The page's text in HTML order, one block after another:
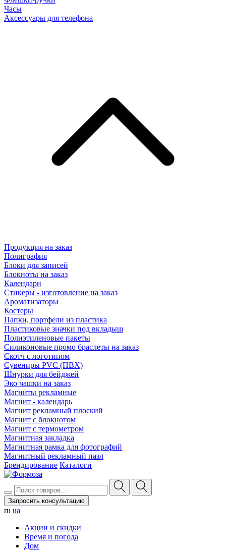
Часы
Аксессуары для телефона
Продукция на заказ
Полиграфия
Блоки для записей
Блокноты на заказ
Календари
Стикеры - изготовление на заказ
Ароматизаторы
Костеры
Папки, портфели из пластика
Пластиковые значки под вкладыш
Полиэтиленовые пакеты
Силиконовые промо браслеты на заказ
Скотч с логотипом
Сувениры PVC (ПВХ)
Шнурки для бейджей
Эко чашки на заказ
Магниты рекламные
Магнит - календарь
Магнит рекламный плоский
Магнит с блокнотом
Магнит с термометром
Магнитная закладка
Магнитная рамка для фотографий
Магнитный рекламный пазл
Брендирование Каталоги
Запросить консультацию
ru ua
Акции и скидки
Время и погода
Дом